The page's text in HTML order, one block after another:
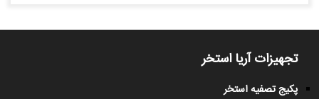
تجهیزات آریا استخر
پکیج تصفیه استخر